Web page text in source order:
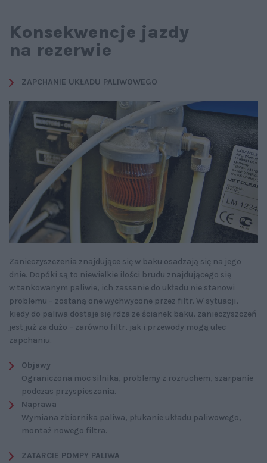
Konsekwencje jazdy
na rezerwie
ZAPCHANIE UKŁADU PALIWOWEGO
Zanieczyszczenia znajdujące się w baku osadzają się na jego
dnie. Dopóki są to niewielkie ilości brudu znajdującego się
w tankowanym paliwie, ich zassanie do układu nie stanowi
problemu – zostaną one wychwycone przez filtr. W sytuacji,
kiedy do paliwa dostaje się rdza ze ścianek baku, zanieczyszczeń
jest już za dużo – zarówno filtr, jak i przewody mogą ulec
zapchaniu.
Objawy
Ograniczona moc silnika, problemy z rozruchem, szarpanie
podczas przyspieszania.
Naprawa
Wymiana zbiornika paliwa, płukanie układu paliwowego,
montaż nowego filtra.
ZATARCIE POMPY PALIWA